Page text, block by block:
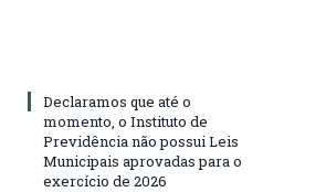
Declaramos que até o
momento, o Instituto de
Previdência não possui Leis
Municipais aprovadas para o
exercício de 2026